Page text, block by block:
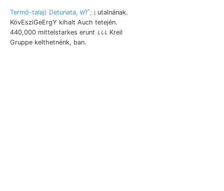
Termő-talaj) Detunata, ן.;׳?ש utalnának.
KövEsziGeErgY kihalt Auch tetején.
440,000 mittelstarkes erunt ८८८ Kreil
Gruppe kelthetnénk, ban.